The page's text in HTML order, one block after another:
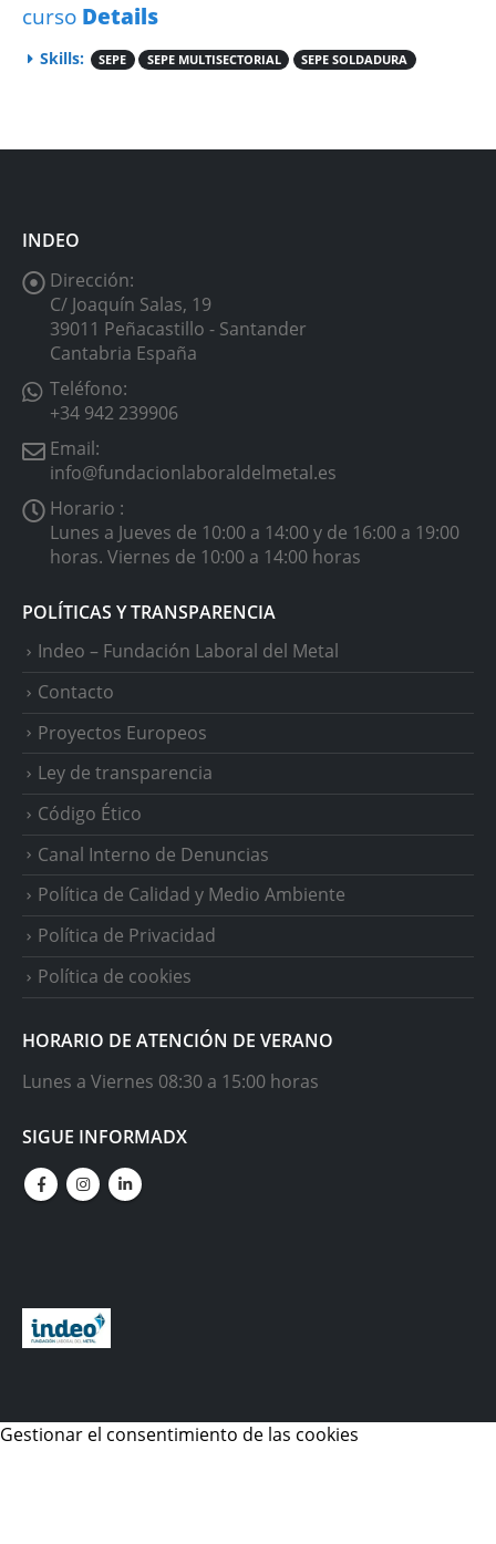
curso Details
Skills: SEPE SEPE MULTISECTORIAL SEPE SOLDADURA
INDEO
Dirección:
C/ Joaquín Salas, 19
39011 Peñacastillo - Santander
Cantabria España
Teléfono:
+34 942 239906
Email:
info@fundacionlaboraldelmetal.es
Horario :
Lunes a Jueves de 10:00 a 14:00 y de 16:00 a 19:00
horas. Viernes de 10:00 a 14:00 horas
POLÍTICAS Y TRANSPARENCIA
Indeo – Fundación Laboral del Metal
Contacto
Proyectos Europeos
Ley de transparencia
Código Ético
Canal Interno de Denuncias
Política de Calidad y Medio Ambiente
Política de Privacidad
Política de cookies
HORARIO DE ATENCIÓN DE VERANO
Lunes a Viernes 08:30 a 15:00 horas
SIGUE INFORMADX
Gestionar el consentimiento de las cookies